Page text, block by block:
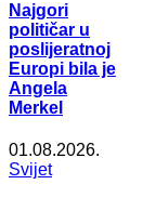
Najgori
političar u
poslijeratnoj
Europi bila je
Angela
Merkel
01.08.2026.
Svijet